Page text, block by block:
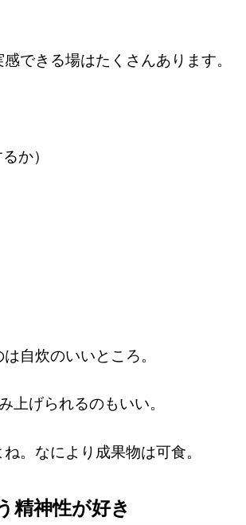
できる場はたくさんあります。
か）
自炊のいいところ。
上げられるのもいい。
。なにより成果物は可食。
精神性が好き